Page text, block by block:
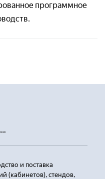
программное
и поставка
(кабинетов), стендов,